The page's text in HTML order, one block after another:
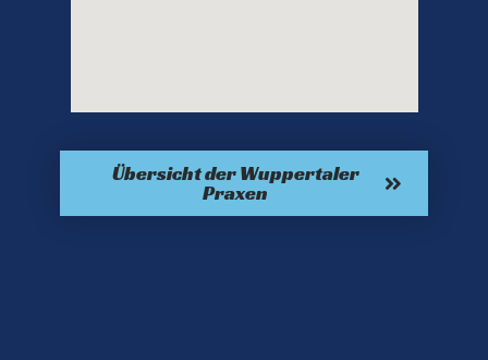
Übersicht der Wuppertaler
Praxen